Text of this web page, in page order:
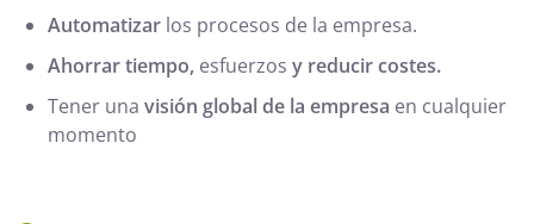
Automatizar los procesos de la empresa.
Ahorrar tiempo, esfuerzos y reducir costes.
Tener una visión global de la empresa en cualquier
momento